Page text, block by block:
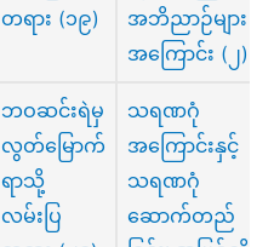
တရား (၁၉)
အဘိညာဉ်များ
အကြောင်း (၂)
ဘဝဆင်းရဲမှ
လွတ်မြောက်
ရာသို့
လမ်းပြ
သရဏဂုံ
အကြောင်းနှင့်
သရဏဂုံ
ဆောက်တည်